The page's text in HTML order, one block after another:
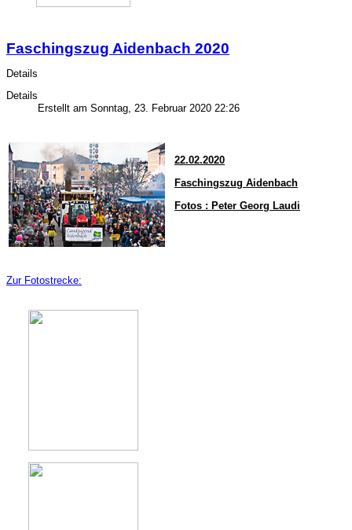
Faschingszug Aidenbach 2020
Details
Details
Erstellt am Sonntag, 23. Februar 2020 22:26
22.02.2020
Faschingszug Aidenbach
Fotos : Peter Georg Laudi
Zur Fotostrecke: